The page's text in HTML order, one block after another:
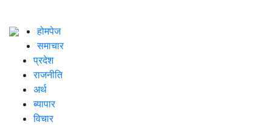
होमपेज
समाचार
प्रदेश
राजनीति
अर्थ
ब्यापार
विचार